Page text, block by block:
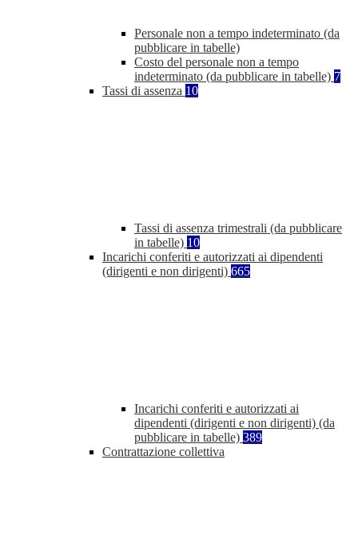
Personale non a tempo indeterminato (da
pubblicare in tabelle)
Costo del personale non a tempo
indeterminato (da pubblicare in tabelle) 7
Tassi di assenza 10
Tassi di assenza trimestrali (da pubblicare
in tabelle) 10
Incarichi conferiti e autorizzati ai dipendenti
(dirigenti e non dirigenti) 665
Incarichi conferiti e autorizzati ai
dipendenti (dirigenti e non dirigenti) (da
pubblicare in tabelle) 389
Contrattazione collettiva